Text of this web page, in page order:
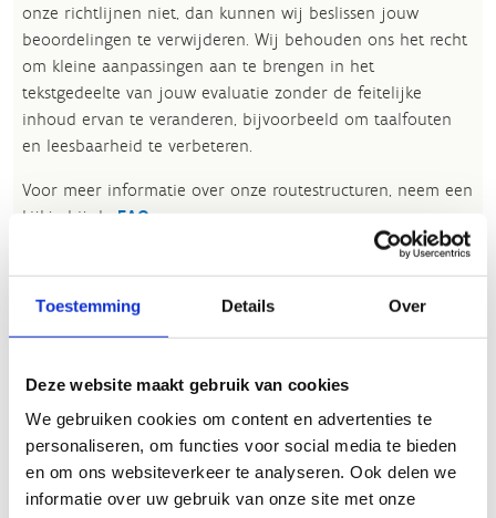
Toestemming Details Over
Deze website maakt gebruik van cookies
We gebruiken cookies om content en advertenties te
personaliseren, om functies voor social media te bieden
en om ons websiteverkeer te analyseren. Ook delen we
informatie over uw gebruik van onze site met onze
onze richtlijnen niet, dan kunnen wij beslissen jouw
beoordelingen te verwijderen. Wij behouden ons het recht
om kleine aanpassingen aan te brengen in het
tekstgedeelte van jouw evaluatie zonder de feitelijke
inhoud ervan te veranderen, bijvoorbeeld om taalfouten
en leesbaarheid te verbeteren.​
Voor meer informatie over onze routestructuren, neem een
kijkje bij de FAQ
Wil je een probleem melden op een route? Ga dan naar
Heb je een vraag, contacteer ons via
ALGEMENE BEOORDELING *